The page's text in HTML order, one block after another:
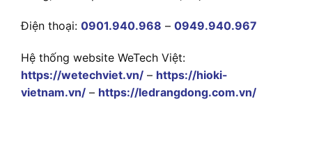
Điện thoại: 0901.940.968 – 0949.940.967
Hệ thống website WeTech Việt:
https://wetechviet.vn/ – https://hioki-
vietnam.vn/ – https://ledrangdong.com.vn/